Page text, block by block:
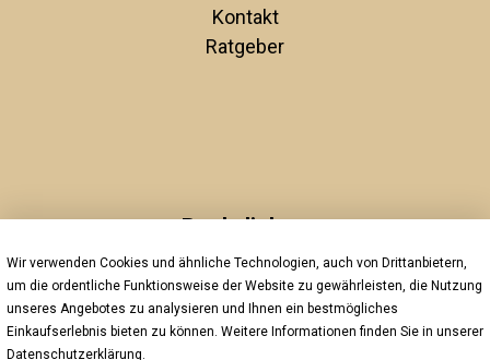
Kontakt
Ratgeber
Rechtliches
Unsere AGBs
Impressum
Datenschutz
Wir verwenden Cookies und ähnliche Technologien, auch von Drittanbietern,
um die ordentliche Funktionsweise der Website zu gewährleisten, die Nutzung
unseres Angebotes zu analysieren und Ihnen ein bestmögliches
Einkaufserlebnis bieten zu können. Weitere Informationen finden Sie in unserer
Datenschutzerklärung.